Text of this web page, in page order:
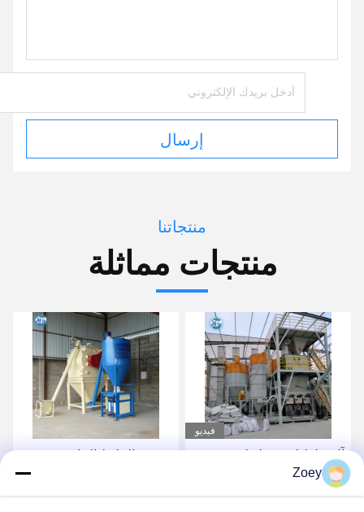
إرسال
منتجاتنا
منتجات مماثلة
فيديو
آلة خلط لاصق بلاط
30 T / H مصنع تصنيع الملاط
-مصنع الملاط الجاف ذو
الكفاءة العالية 5 طن / ساعة
مع آلة تعبئة الصمام
Zoey